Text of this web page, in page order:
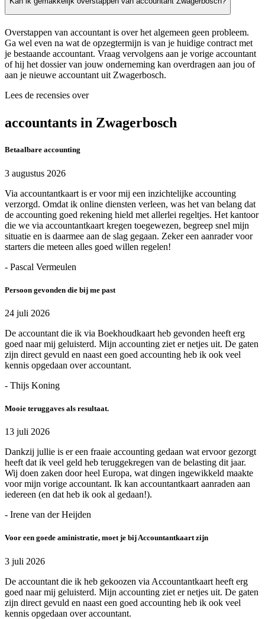
Overstappen van accountant is over het algemeen geen probleem.
Ga wel even na wat de opzegtermijn is van je huidige contract met
je bestaande accountant. Vraag vervolgens aan je vorige accountant
of hij het dossier van jouw onderneming kan overdragen aan jou of
aan je nieuwe accountant uit Zwagerbosch.
Lees de recensies over
accountants in Zwagerbosch
Betaalbare accounting
3 augustus 2026
Via accountantkaart is er voor mij een inzichtelijke accounting
verzorgd. Omdat ik online diensten verleen, was het van belang dat
de accounting goed rekening hield met allerlei regeltjes. Het kantoor
die we via accountantkaart kregen toegewezen, begreep snel mijn
situatie en is daarmee aan de slag gegaan. Zeker een aanrader voor
starters die meteen alles goed willen regelen!
- Pascal Vermeulen
Persoon gevonden die bij me past
24 juli 2026
De accountant die ik via Boekhoudkaart heb gevonden heeft erg
goed naar mij geluisterd. Mijn accounting ziet er netjes uit. De gaten
zijn direct gevuld en naast een goed accounting heb ik ook veel
kennis opgedaan over accountant.
- Thijs Koning
Mooie teruggaves als resultaat.
13 juli 2026
Dankzij jullie is er een fraaie accounting gedaan wat ervoor gezorgt
heeft dat ik veel geld heb teruggekregen van de belasting dit jaar.
Wij doen zaken door heel Europa, wat dingen ingewikkeld maakte
voor mijn vorige accountant. Ik kan accountantkaart aanraden aan
iedereen (en dat heb ik ook al gedaan!).
- Irene van der Heijden
Voor een goede aministratie, moet je bij Accountantkaart zijn
3 juli 2026
De accountant die ik heb gekoozen via Accountantkaart heeft erg
goed naar mij geluisterd. Mijn accounting ziet er netjes uit. De gaten
zijn direct gevuld en naast een goed accounting heb ik ook veel
kennis opgedaan over accountant.